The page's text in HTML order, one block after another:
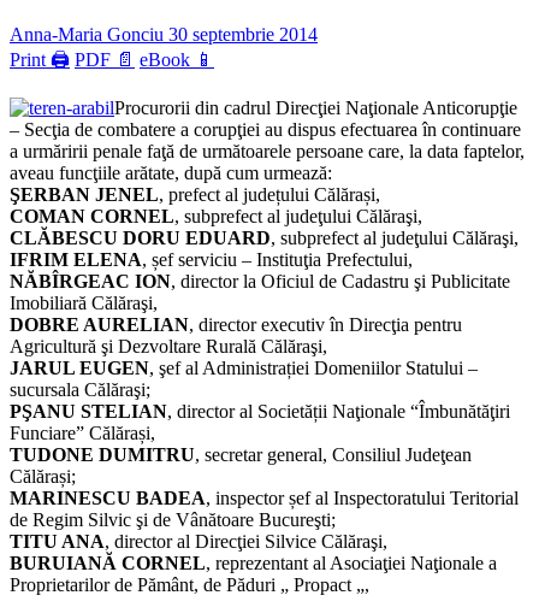
Anna-Maria Gonciu 30 septembrie 2014
Print 🖨 PDF 📄 eBook 📱
Procurorii din cadrul Direcţiei Naţionale Anticorupţie
– Secţia de combatere a corupţiei au dispus efectuarea în continuare
a urmăririi penale faţă de următoarele persoane care, la data faptelor,
aveau funcţiile arătate, după cum urmează:
ŞERBAN JENEL, prefect al județului Călărași,
COMAN CORNEL, subprefect al judeţului Călăraşi,
CLĂBESCU DORU EDUARD, subprefect al judeţului Călăraşi,
IFRIM ELENA, șef serviciu – Instituţia Prefectului,
NĂBÎRGEAC ION, director la Oficiul de Cadastru şi Publicitate
Imobiliară Călăraşi,
DOBRE AURELIAN, director executiv în Direcţia pentru
Agricultură şi Dezvoltare Rurală Călăraşi,
JARUL EUGEN, şef al Administrației Domeniilor Statului –
sucursala Călăraşi;
PŞANU STELIAN, director al Societății Naţionale “Îmbunătăţiri
Funciare” Călărași,
TUDONE DUMITRU, secretar general, Consiliul Judeţean
Călărași;
MARINESCU BADEA, inspector șef al Inspectoratului Teritorial
de Regim Silvic şi de Vânătoare Bucureşti;
TITU ANA, director al Direcţiei Silvice Călăraşi,
BURUIANĂ CORNEL, reprezentant al Asociaţiei Naţionale a
Proprietarilor de Pământ, de Păduri „ Propact „,